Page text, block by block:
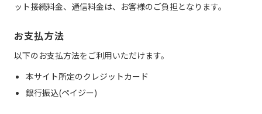
ット接続料金、通信料金は、お客様のご負担となります。
お支払方法
以下のお支払方法をご利用いただけます。
本サイト所定のクレジットカード
銀行振込(ペイジー)